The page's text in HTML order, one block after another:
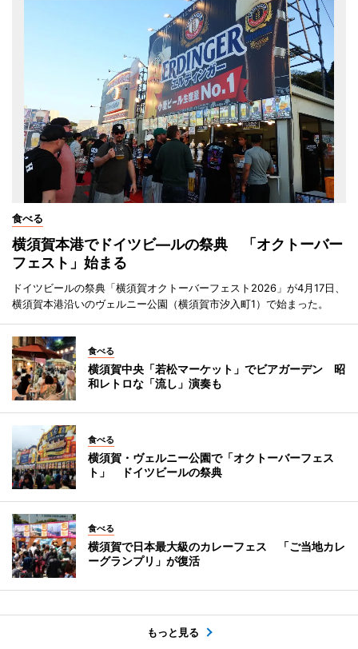
食べる
横須賀本港でドイツビ―ルの祭典 「オクトーバー
フェスト」始まる
ドイツビールの祭典「横須賀オクトーバーフェスト2026」が4月17日、
横須賀本港沿いのヴェルニー公園（横須賀市汐入町1）で始まった。
食べる
横須賀中央「若松マーケット」でビアガーデン 昭
和レトロな「流し」演奏も
食べる
横須賀・ヴェルニー公園で「オクトーバーフェス
ト」 ドイツビールの祭典
食べる
横須賀で日本最大級のカレーフェス 「ご当地カレ
ーグランプリ」が復活
もっと見る